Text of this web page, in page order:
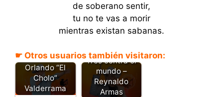
de soberano sentir,
tu no te vas a morir
mientras existan sabanas.
☛ Otros usuarios también visitaron:
caballo -
Orlando “El
Cholo”
Valderrama
Tres contra el
mundo –
Reynaldo
Armas